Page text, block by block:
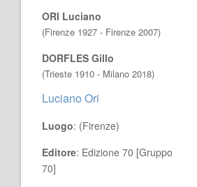
ORI Luciano
(Firenze 1927 - Firenze 2007)
DORFLES Gillo
(Trieste 1910 - Milano 2018)
Luciano Ori
Luogo: (Firenze)
Editore: Edizione 70 [Gruppo
70]